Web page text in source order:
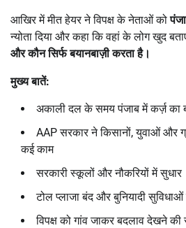
आखिर में मीत हेयर ने विपक्ष के नेताओं को
न्योता दिया और कहा कि वहां के लोग खुद
और कौन सिर्फ बयानबाज़ी करता है।
मुख्य बातें:
अकाली दल के समय पंजाब में कर्ज़ का
AAP सरकार ने किसानों, युवाओं और
कई काम
सरकारी स्कूलों और नौकरियों में सुधार
टोल प्लाजा बंद और बुनियादी
विपक्ष को गांव जाकर बदलाव देखने की